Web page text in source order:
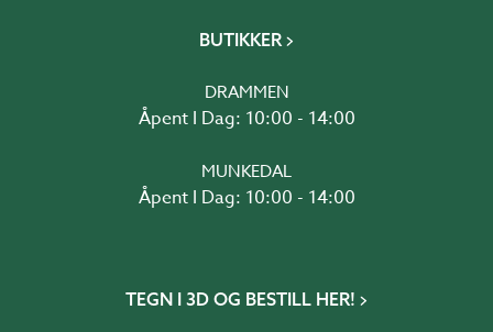
BUTIKKER
DRAMMEN
Åpent I Dag: 10:00 - 14:00
MUNKEDAL
Åpent I Dag: 10:00 - 14:00
TEGN I 3D OG BESTILL HER!